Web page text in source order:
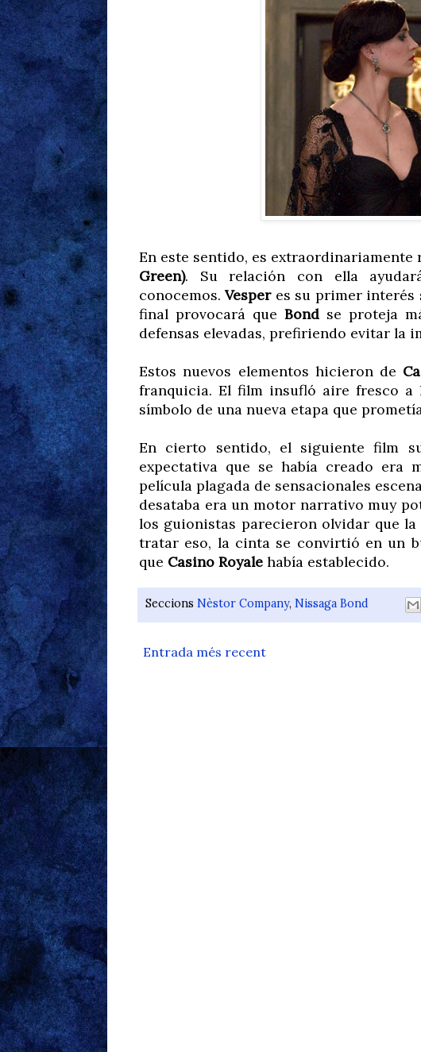
En este sentido, es extraordinariamente
Green). Su relación con ella
conocemos.Vesperes su primer interés
final provocará queBond se proteja
defensas elevadas, prefiriendo evitar la
Estos nuevos elementos hicieron de
franquicia. El film insufló aire fresco a
símbolo de una nueva etapa que
En cierto sentido, el siguiente film
expectativa que se había creado era
película plagada de sensacionales
desataba era un motor narrativo muy
los guionistas parecieron olvidar que la
tratar eso, la cinta se convirtió en un
que Casino Royale había establecido.
Seccions Nèstor Company, Nissaga Bond
Entrada més recent